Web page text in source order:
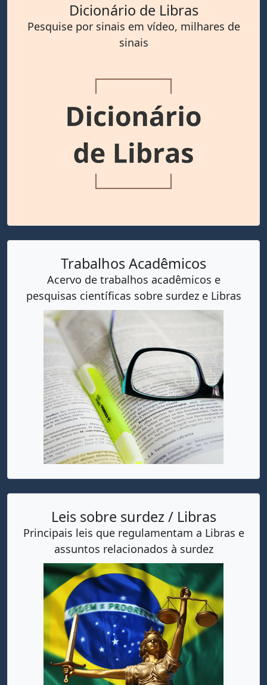
Dicionário de Libras
Pesquise por sinais em vídeo, milhares de
sinais
Trabalhos Acadêmicos
Acervo de trabalhos acadêmicos e
pesquisas científicas sobre surdez e Libras
Leis sobre surdez / Libras
Principais leis que regulamentam a Libras e
assuntos relacionados à surdez